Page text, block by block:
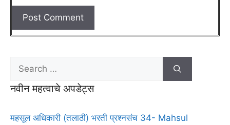
नवीन महत्वाचे अपडेट्स
महसूल अधिकारी (तलाठी) भरती प्रश्नसंच 34- Mahsul